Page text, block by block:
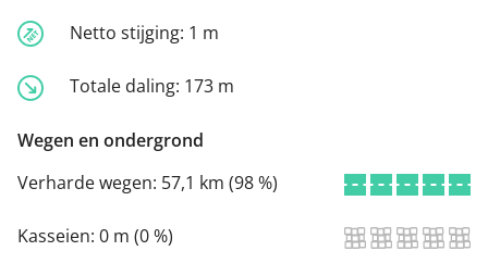
Netto stijging: 1 m
Totale daling: 173 m
Wegen en ondergrond
Verharde wegen: 57,1 km (98 %)
Kasseien: 0 m (0 %)